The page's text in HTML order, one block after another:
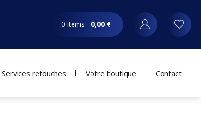
0 items - 0,00 €
Services retouches Votre boutique Contact